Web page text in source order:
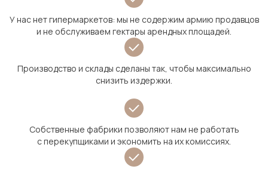
У нас нет гипермаркетов: мы не содержим армию продавцов
и не обслуживаем гектары арендных площадей.
Производство и склады сделаны так, чтобы максимально
снизить издержки.
Собственные фабрики позволяют нам не работать
с перекупщиками и экономить на их комиссиях.